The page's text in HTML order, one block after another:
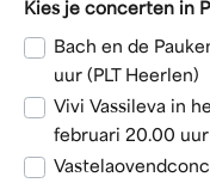
Kies je concerten in
Bach en de
uur (PLT Heerlen)
Vivi Vassileva in
februari 20.00 uur